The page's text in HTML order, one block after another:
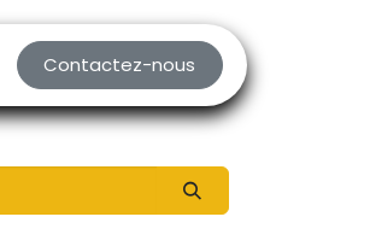
Contactez-nous